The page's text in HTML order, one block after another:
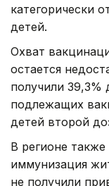
категорически
детей.
Охват
остается
получили 39,3%
подлежащих
детей второй
В регионе
иммунизация
не получили